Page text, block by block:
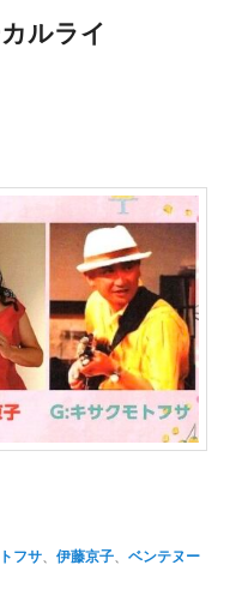
ルライ
フサ 、伊藤京子 、ベンテヌー